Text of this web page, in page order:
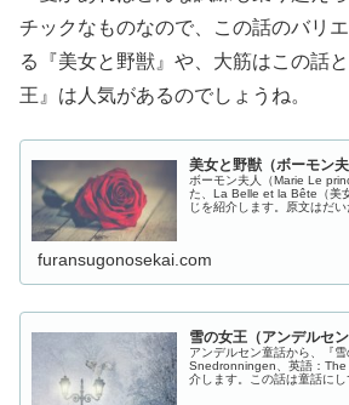
チックなものなので、この話のバリ
る『美女と野獣』や、大筋はこの話
王』は人気があるのでしょうね。
美女と野獣（ボーモン
ボーモン夫人（Marie Le
た、La Belle et la Bête（美
じを紹介します。原文はだ
furansugonosekai.com
雪の女王（アンデルセ
アンデルセン童話から、『
Snedronningen、英語：
介します。この話は童話にし